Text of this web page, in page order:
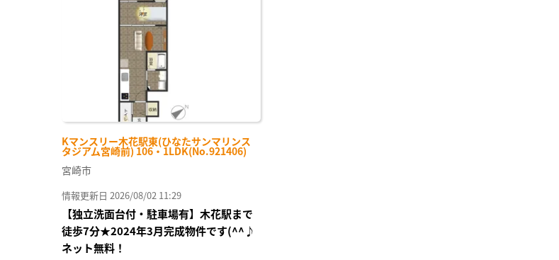
Kマンスリー木花駅東(ひなたサンマリンス
タジアム宮崎前) 106・1LDK(No.921406)
宮崎市
情報更新日 2026/08/02 11:29
【独立洗面台付・駐車場有】木花駅まで
徒歩7分★2024年3月完成物件です(^^♪
ネット無料！